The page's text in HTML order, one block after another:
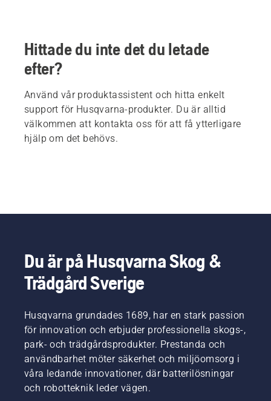
Hittade du inte det du letade
efter?
Använd vår produktassistent och hitta enkelt
support för Husqvarna-produkter. Du är alltid
välkommen att kontakta oss för att få ytterligare
hjälp om det behövs.
Du är på Husqvarna Skog &
Trädgård Sverige
Husqvarna grundades 1689, har en stark passion
för innovation och erbjuder professionella skogs-,
park- och trädgårdsprodukter. Prestanda och
användbarhet möter säkerhet och miljöomsorg i
våra ledande innovationer, där batterilösningar
och robotteknik leder vägen.